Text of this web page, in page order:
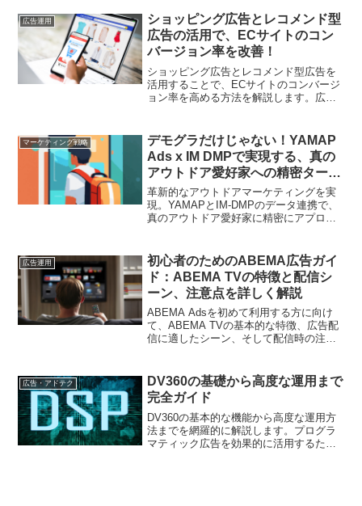
本から具体的な出稿方法までを徹底解説
します。
広告運用
ショッピング広告とレコメンド型
広告の活用で、ECサイトのコン
バージョン率を改善！
ショッピング広告とレコメンド型広告を
活用することで、ECサイトのコンバージ
ョン率を高める方法を解説します。広告
マーケティング戦略
デモグラだけじゃない！YAMAP
Ads x IM DMPで実現する、真の
アウトドア愛好家への精密ターゲ
ティング
革新的なアウトドアマーケティングを実
現。YAMAPとIM-DMPのデータ連携で、
真のアウトドア愛好家に精密にアプロー
広告運用
初心者のためのABEMA広告ガイ
ド：ABEMA TVの特徴と配信シ
ーン、注意点を詳しく解説
ABEMA Adsを初めて利用する方に向け
て、ABEMA TVの基本的な特徴、広告配
信に適したシーン、そして配信時の注意
広告・アドテク
DV360の基礎から高度な運用まで
完全ガイド
DV360の基本的な機能から高度な運用方
法までを網羅的に解説します。プログラ
マティック広告を効果的に活用するため